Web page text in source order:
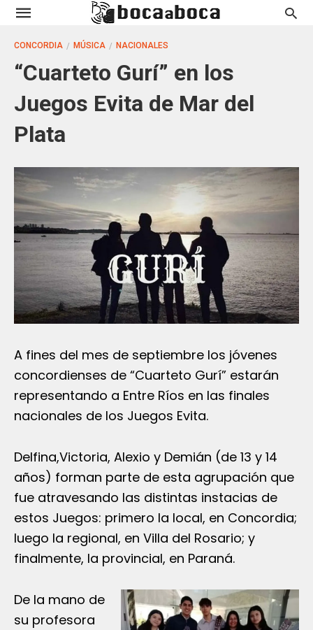
CONCORDIA MÚSICA NACIONALES
“Cuarteto Gurí” en los
Juegos Evita de Mar del
Plata
A fines del mes de septiembre los jóvenes
concordienses de “Cuarteto Gurí” estarán
representando a Entre Ríos en las finales
nacionales de los Juegos Evita.
Delfina,Victoria, Alexio y Demián (de 13 y 14
años) forman parte de esta agrupación que
fue atravesando las distintas instacias de
estos Juegos: primero la local, en Concordia;
luego la regional, en Villa del Rosario; y
finalmente, la provincial, en Paraná.
De la mano de
su profesora